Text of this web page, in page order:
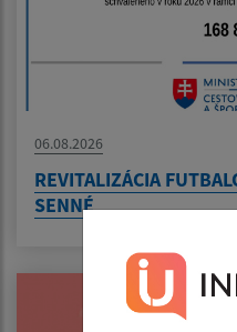
06.08.2026
REVITALIZÁCIA
SENNÉ